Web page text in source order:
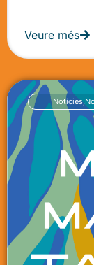
Veure més
Notícies,